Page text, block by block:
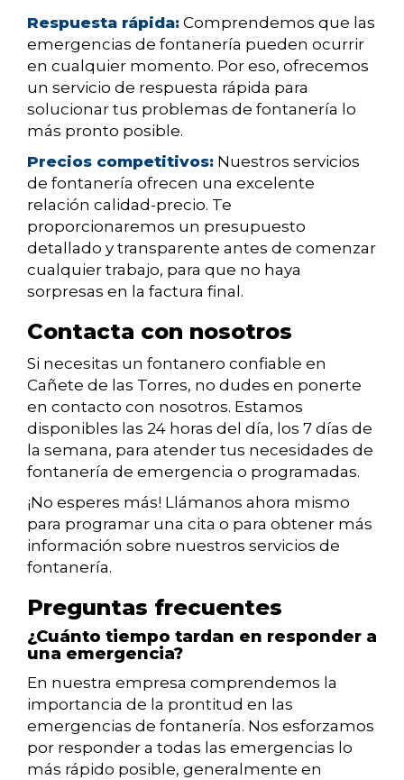
Respuesta rápida: Comprendemos que las
emergencias de fontanería pueden ocurrir
en cualquier momento. Por eso, ofrecemos
un servicio de respuesta rápida para
solucionar tus problemas de fontanería lo
más pronto posible.
Precios competitivos: Nuestros servicios
de fontanería ofrecen una excelente
relación calidad-precio. Te
proporcionaremos un presupuesto
detallado y transparente antes de comenzar
cualquier trabajo, para que no haya
sorpresas en la factura final.
Contacta con nosotros
Si necesitas un fontanero confiable en
Cañete de las Torres, no dudes en ponerte
en contacto con nosotros. Estamos
disponibles las 24 horas del día, los 7 días de
la semana, para atender tus necesidades de
fontanería de emergencia o programadas.
¡No esperes más! Llámanos ahora mismo
para programar una cita o para obtener más
información sobre nuestros servicios de
fontanería.
Preguntas frecuentes
¿Cuánto tiempo tardan en responder a
una emergencia?
En nuestra empresa comprendemos la
importancia de la prontitud en las
emergencias de fontanería. Nos esforzamos
por responder a todas las emergencias lo
más rápido posible, generalmente en